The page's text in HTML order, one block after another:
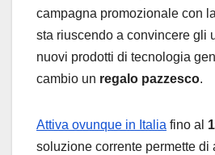
campagna promozionale con
sta riuscendo a convincere gli
nuovi prodotti di tecnologia
cambio un regalo pazzesco.
Attiva ovunque in Italia fino al
soluzione corrente permette di